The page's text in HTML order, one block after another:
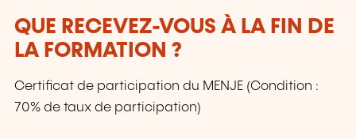
QUE RECEVEZ-VOUS À LA FIN DE
LA FORMATION ?
Certificat de participation du MENJE (Condition :
70% de taux de participation)